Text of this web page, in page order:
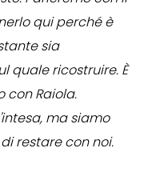
qui perché è
sia
quale ricostruire. È
con Raiola.
ma siamo
restare con noi.